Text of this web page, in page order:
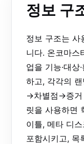
정보 구
정보 구조는 사
니다. 온코마스
업을 기능·대
하고, 각각의
→차별점→증거
릿을 사용하면
이틀, 메타 디
포함시키고, 목